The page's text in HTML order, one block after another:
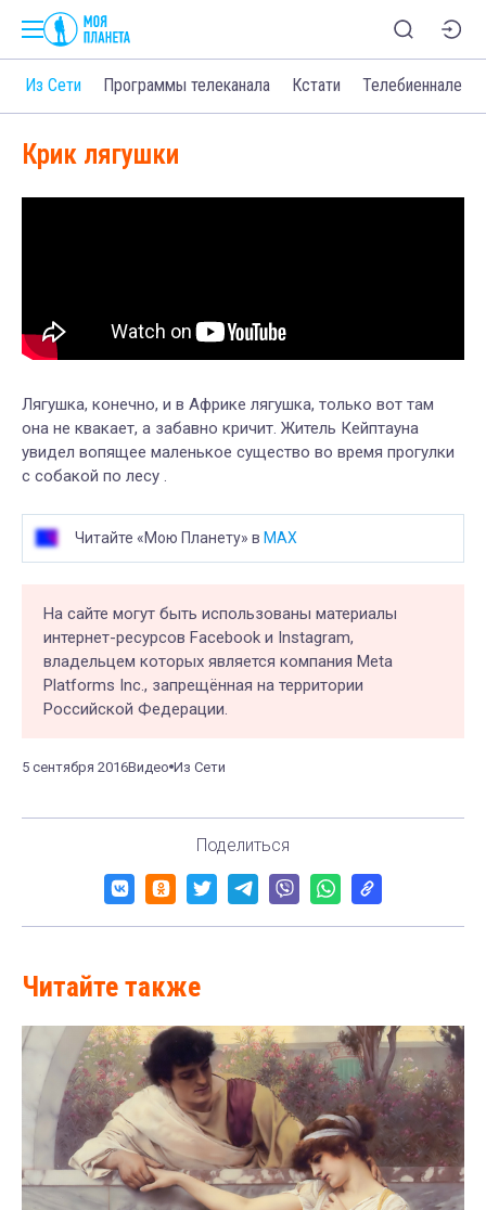
Из Сети Программы телеканала Кстати Телебиеннале
Крик лягушки
Лягушка, конечно, и в Африке лягушка, только вот там
она не квакает, а забавно кричит. Житель Кейптауна
увидел вопящее маленькое существо во время прогулки
с собакой по лесу .
Читайте «Мою Планету» в MAX
На сайте могут быть использованы материалы
интернет-ресурсов Facebook и Instagram,
владельцем которых является компания Meta
Platforms Inc., запрещённая на территории
Российской Федерации.
5 сентября 2016Видео Из Сети
Поделиться
Читайте также